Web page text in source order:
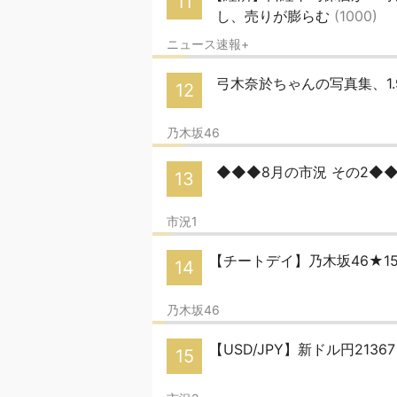
し、売りが膨らむ (1000)
ニュース速報+
12 弓木奈於ちゃんの写真集
乃木坂46
13 ◆◆◆8月の市況 その
市況1
14 【チートデイ】乃木坂
乃木坂46
15 【USD/JPY】新ドル円